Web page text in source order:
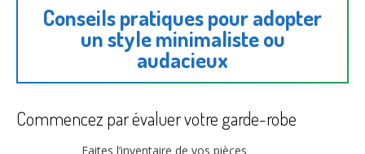
Conseils pratiques pour adopter
un style minimaliste ou
audacieux
Commencez par évaluer votre garde-robe
Faites l’inventaire de vos pièces